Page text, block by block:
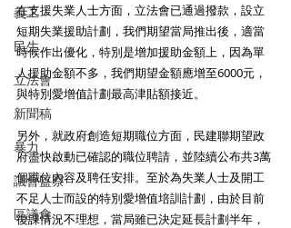
義工
民生
立法會
新聞稿
暴力
議會監察
區議會
在支援失業人士方面，立法會已通過撥款，設立
短期失業援助計劃，我們期望當局推出後，適當
時候作出優化，特別是增加援助金額上，因為單
人援助金額不多，我們期望金額應增至6000元，
與特別愛增值計劃最高津貼額接近。
另外，就政府創造短期職位方面，民建聯期望政
府盡快啟動已確認的職位聘請，並陸續公布共3萬
個職位內容及聘任安排。至於為失業人士及開工
不足人士而設的特別愛增值培訓計劃，由於目前
復課情況不理想，當局雖已決定延長計劃半年，